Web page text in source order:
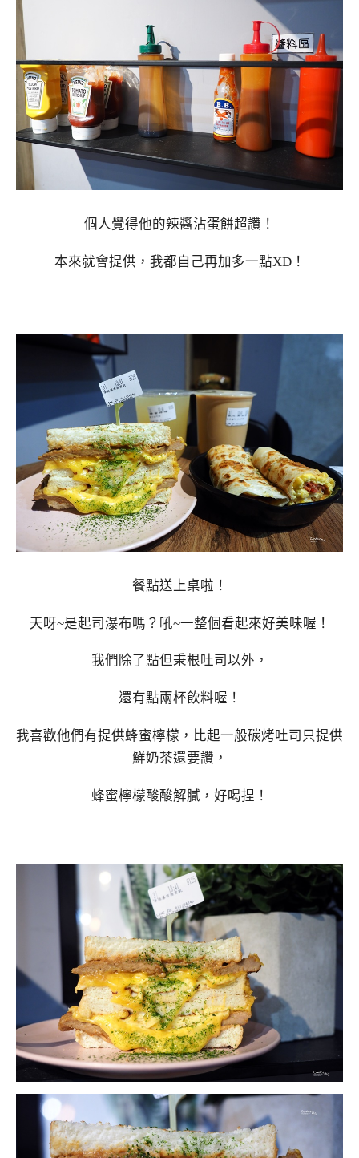
個人覺得他的辣醬沾蛋餅超讚！
本來就會提供，我都自己再加多一點XD！
餐點送上桌啦！
天呀~是起司瀑布嗎？吼~一整個看起來好美味喔！
我們除了點但秉根吐司以外，
還有點兩杯飲料喔！
我喜歡他們有提供蜂蜜檸檬，比起一般碳烤吐司只提供
鮮奶茶還要讚，
蜂蜜檸檬酸酸解膩，好喝捏！